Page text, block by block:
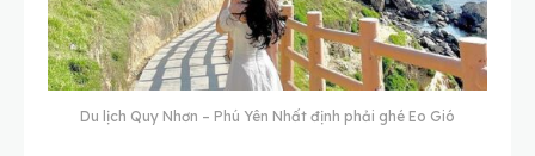
Du lịch Quy Nhơn – Phú Yên Nhất định phải ghé Eo Gió